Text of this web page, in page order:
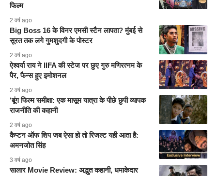
फिल्म
2 वर्ष ago
Big Boss 16 के विनर एमसी स्टैन लापता? मुंबई से
सूरत तक लगे गुमशुदगी के पोस्टर
2 वर्ष ago
ऐश्वर्या राय ने IIFA की स्टेज पर छुए गुरु मणिरत्नम के
पैर, फैन्स हुए इमोशनल
2 वर्ष ago
‘बूंग फिल्म समीक्षा: एक मासूम यात्रा के पीछे छुपी व्यापक
राजनीति की कहानी
2 वर्ष ago
कैप्टन ऑफ शिप जब ऐसा हो तो रिजल्ट यही आता है:
अमनजोत सिंह
3 वर्ष ago
सालार Movie Review: अद्भुत कहानी, धमाकेदार